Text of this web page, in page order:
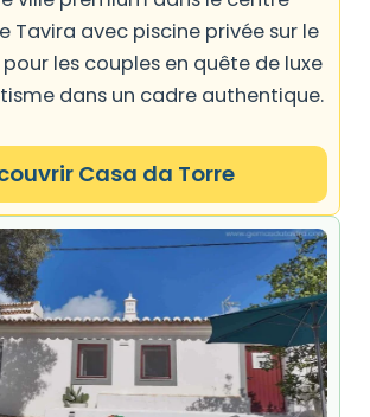
Tavira avec piscine privée sur le
les couples en quête de luxe
dans un cadre authentique.
Casa da Torre